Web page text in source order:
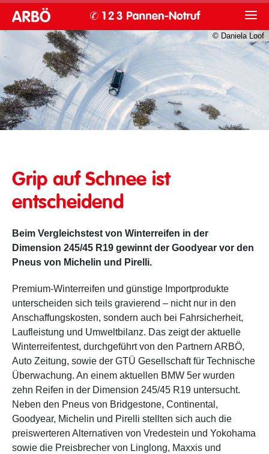
© Daniela Loof
Grip auf Schnee ist
entscheidend
Beim Vergleichstest von Winterreifen in der
Dimension 245/45 R19 gewinnt der Goodyear vor den
Pneus von Michelin und Pirelli.
Premium-Winterreifen und günstige Importprodukte
unterscheiden sich teils gravierend – nicht nur in den
Anschaffungskosten, sondern auch bei Fahrsicherheit,
Laufleistung und Umweltbilanz. Das zeigt der aktuelle
Winterreifentest, durchgeführt von den Partnern ARBÖ,
Auto Zeitung, sowie der GTÜ Gesellschaft für Technische
Überwachung. An einem aktuellen BMW 5er wurden
zehn Reifen in der Dimension 245/45 R19 untersucht.
Neben den Pneus von Bridgestone, Continental,
Goodyear, Michelin und Pirelli stellten sich auch die
preiswerteren Alternativen von Vredestein und Yokohama
sowie die Preisbrecher von Linglong, Maxxis und